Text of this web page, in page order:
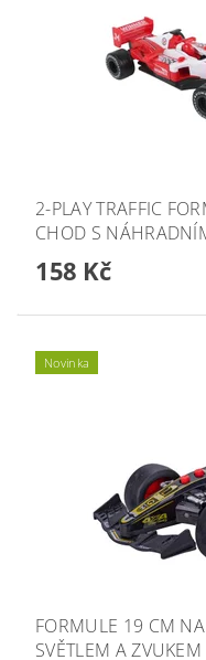
2-PLAY TRAFFIC
CHOD S
158 Kč
Novinka
FORMULE 19 CM
SVĚTLEM A ZVUKEM